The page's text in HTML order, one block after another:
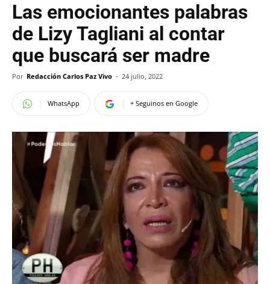
Las emocionantes palabras
de Lizy Tagliani al contar
que buscará ser madre
Por Redacción Carlos Paz Vivo - 24 julio, 2022
WhatsApp + Seguinos en Google